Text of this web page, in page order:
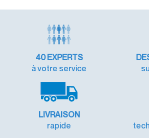
40 EXPERTS
à votre service
LIVRAISON
rapide